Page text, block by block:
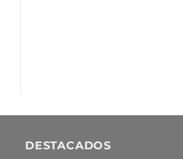
DESTACADOS